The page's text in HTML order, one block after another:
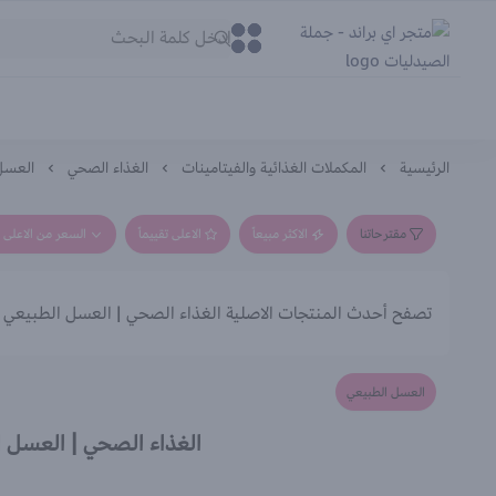
متجر اي براند - جملة الصيدليات
0
0
الرئيسية المكملات الغذائية والفيتامينات الغذاء الصحي
مقترحاتنا الاكثر مبيعاً الاعلى تقييماً السعر من الاعلى
تصفح أحدث المنتجات الاصلية الغذاء الصحي | العسل الطبيعي
العسل الطبيعي
الغذاء الصحي | العسل